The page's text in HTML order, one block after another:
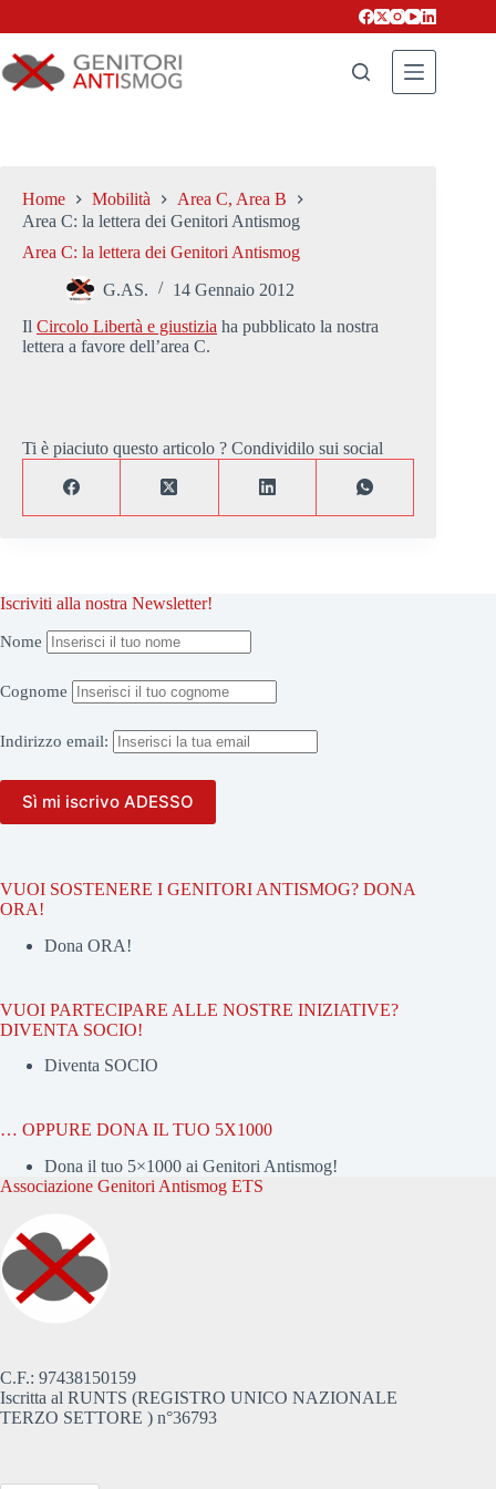
Home Mobilità
Area C, Area B
Area C: la lettera dei Genitori Antismog
Area C: la lettera dei Genitori Antismog
G.AS.
14 Gennaio 2012
Il Circolo Libertà e giustizia ha pubblicato la nostra
lettera a favore dell’area C.
Ti è piaciuto questo articolo ? Condividilo sui social
Iscriviti alla nostra Newsletter!
Nome
Cognome
Indirizzo email:
VUOI SOSTENERE I GENITORI ANTISMOG? DONA
ORA!
Dona ORA!
VUOI PARTECIPARE ALLE NOSTRE INIZIATIVE?
DIVENTA SOCIO!
Diventa SOCIO
… OPPURE DONA IL TUO 5X1000
Dona il tuo 5×1000 ai Genitori Antismog!
Associazione Genitori Antismog ETS
C.F.: 97438150159
Iscritta al RUNTS (REGISTRO UNICO NAZIONALE
TERZO SETTORE ) n°36793